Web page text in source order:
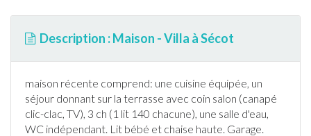
Description : Maison - Villa à Sécot
maison récente comprend: une cuisine équipée, un
séjour donnant sur la terrasse avec coin salon (canapé
clic-clac, TV), 3 ch (1 lit 140 chacune), une salle d'eau,
WC indépendant. Lit bébé et chaise haute. Garage.